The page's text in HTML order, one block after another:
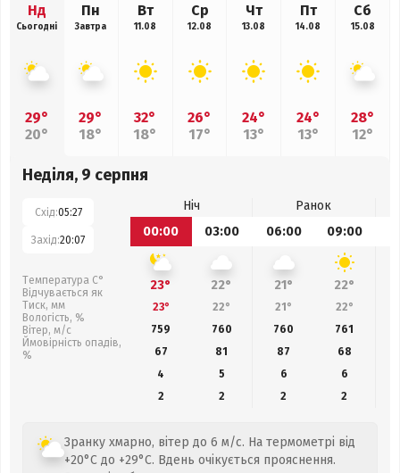
Нд
Сьогодні
29°
20°
Пн
Завтра
29°
18°
Вт
11.08
32°
18°
Ср
12.08
26°
17°
Чт
13.08
24°
13°
Пт
14.08
24°
13°
Сб
15.08
28°
12°
Неділя, 9 серпня
Схід:05:27
Захід:20:07
Температура С°
Відчувається як
Тиск, мм
Вологість, %
Вітер, м/с
Ймовірність опадів,
%
Ніч
Ранок
00:00
03:00 06:00 09:00
23° 22° 21° 22°
23° 22° 21° 22°
759
760 760 761
67
81 87 68
4
5 6
6
2
2 2 2
Зранку хмарно, вітер до 6 м/с. На термометрі від
+20°C до +29°C. Вдень очікується прояснення.